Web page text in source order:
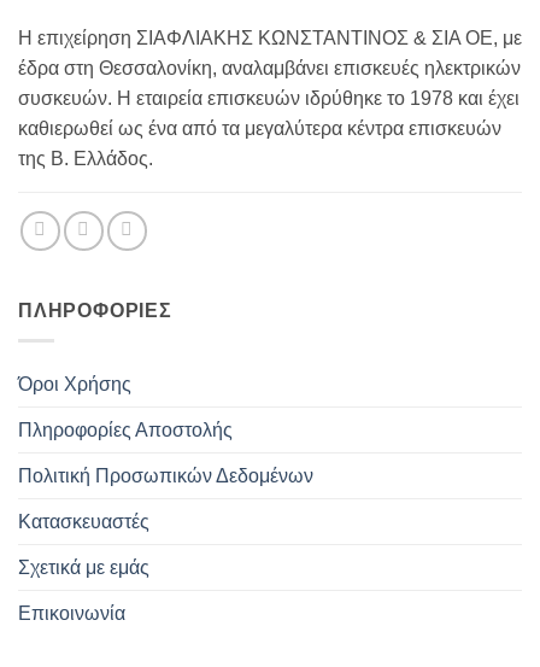
Η επιχείρηση ΣΙΑΦΛΙΑΚΗΣ ΚΩΝΣΤΑΝΤΙΝΟΣ & ΣΙΑ ΟΕ, με
έδρα στη Θεσσαλονίκη, αναλαμβάνει επισκευές ηλεκτρικών
συσκευών. Η εταιρεία επισκευών ιδρύθηκε το 1978 και έχει
καθιερωθεί ως ένα από τα μεγαλύτερα κέντρα επισκευών
της Β. Ελλάδος.
ΠΛΗΡΟΦΟΡΊΕΣ
Όροι Χρήσης
Πληροφορίες Αποστολής
Πολιτική Προσωπικών Δεδομένων
Κατασκευαστές
Σχετικά με εμάς
Επικοινωνία